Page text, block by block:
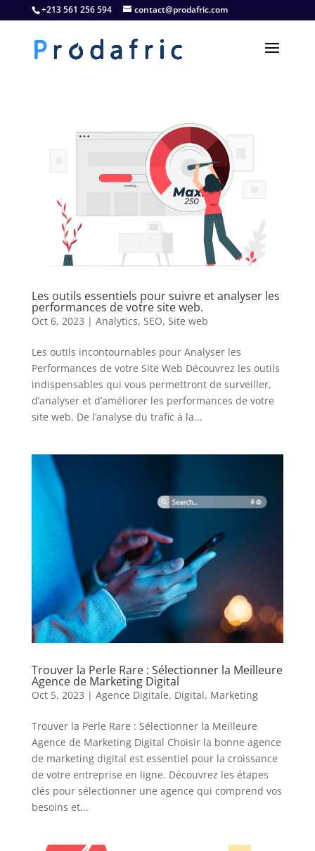
+213 561 256 594 contact@prodafric.com
Les outils essentiels pour suivre et analyser les
performances de votre site web.
Oct 6, 2023 | Analytics, SEO, Site web
Les outils incontournables pour Analyser les
Performances de votre Site Web Découvrez les outils
indispensables qui vous permettront de surveiller,
d’analyser et d’améliorer les performances de votre
site web. De l’analyse du trafic à la...
Trouver la Perle Rare : Sélectionner la Meilleure
Agence de Marketing Digital
Oct 5, 2023 | Agence Digitale, Digital, Marketing
Trouver la Perle Rare : Sélectionner la Meilleure
Agence de Marketing Digital Choisir la bonne agence
de marketing digital est essentiel pour la croissance
de votre entreprise en ligne. Découvrez les étapes
clés pour sélectionner une agence qui comprend vos
besoins et...